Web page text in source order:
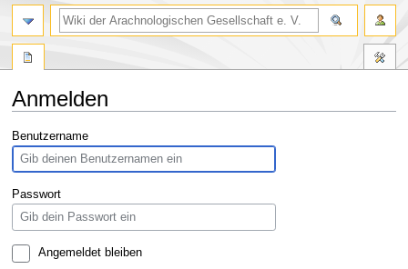
Anmelden
Zur
Navigation
springen
Zur
Suche
springen
Benutzername
Passwort
Angemeldet bleiben